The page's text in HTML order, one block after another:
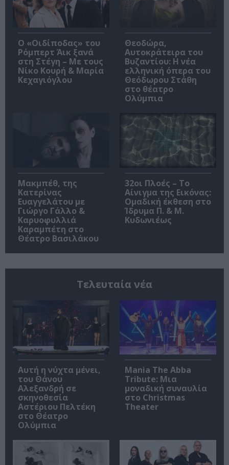
O «Οιδίποδας» του
Ρόμπερτ Άικ ξανά
στη Στέγη – Με τους
Νίκο Κουρή & Μαρία
Κεχαγιόγλου
Θεοδώρα,
Αυτοκράτειρα του
Βυζαντίου: Η νέα
ελληνική όπερα του
Θεόδωρου Στάθη
στο θέατρο
Ολύμπια
Μακμπέθ, της
Κατερίνας
Ευαγγελάτου με
Γιώργο Γάλλο &
Καρυοφυλλιά
Καραμπέτη στο
Θέατρο Βασιλάκου
32οι Πλοές – Το
Αίνιγμα της Εικόνας:
Ομαδική έκθεση στο
Ίδρυμα Π. & Μ.
Κυδωνιέως
Τελευταία νέα
Αυτή η νύχτα μένει,
του Θάνου
Αλεξανδρή σε
σκηνοθεσία
Αστέριου Πελτέκη
στο Θέατρο
Ολύμπια
Mania The Abba
Tribute: Μια
μοναδική συναυλία
στο Christmas
Theater